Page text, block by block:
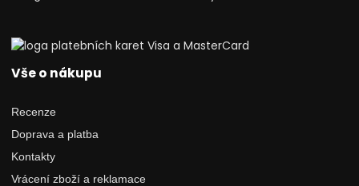
Vše o nákupu
Recenze
Doprava a platba
Kontakty
Vrácení zboží a reklamace